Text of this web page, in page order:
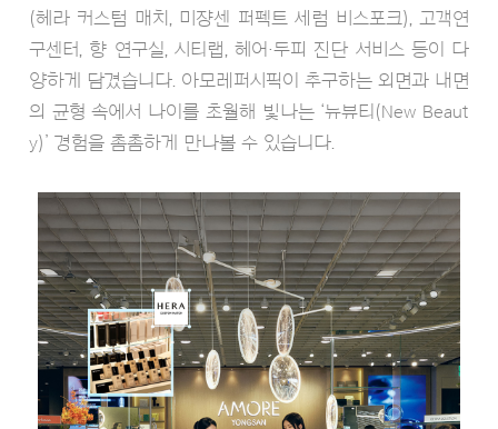
(헤라 커스텀 매치, 미쟝센 퍼펙트 세럼 비스포크), 고객연
구센터, 향 연구실, 시티랩, 헤어·두피 진단 서비스 등이 다
양하게 담겼습니다. 아모레퍼시픽이 추구하는 외면과 내면
의 균형 속에서 나이를 초월해 빛나는 ‘뉴뷰티(New Beaut
y)’ 경험을 촘촘하게 만나볼 수 있습니다.